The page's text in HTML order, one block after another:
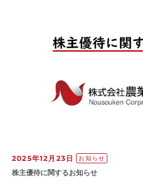
2025年12月23日 お知らせ
株主優待に関するお知らせ